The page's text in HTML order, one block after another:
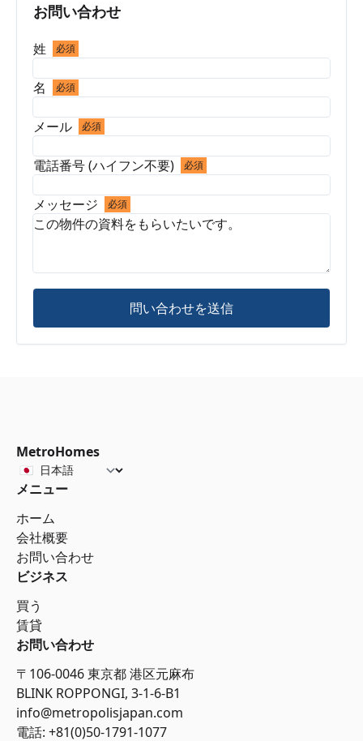
お問い合わせ
姓 必須
名 必須
メール 必須
電話番号 (ハイフン不要) 必須
メッセージ 必須
問い合わせを送信
MetroHomes
メニュー
ホーム
会社概要
お問い合わせ
ビジネス
買う
賃貸
お問い合わせ
〒106-0046 東京都 港区元麻布
BLINK ROPPONGI, 3-1-6-B1
info@metropolisjapan.com
電話: +81(0)50-1791-1077